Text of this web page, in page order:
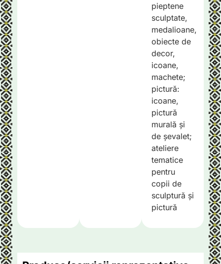
pieptene
sculptate,
medalioane,
obiecte de
decor,
icoane,
machete;
pictură:
icoane,
pictură
murală și
de șevalet;
ateliere
tematice
pentru
copii de
sculptură și
pictură